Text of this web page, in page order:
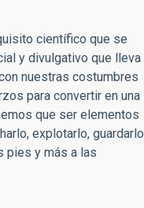
científico que se
y divulgativo que lleva
nuestras costumbres
para convertir en una
que ser elementos
explotarlo, guardarlo
pies y más a las